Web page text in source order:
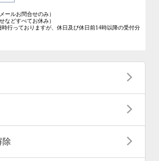
ールお問合せのみ）
などすべてお休み）
行っておりますが、休日及び休日前14時以降の受付分
除